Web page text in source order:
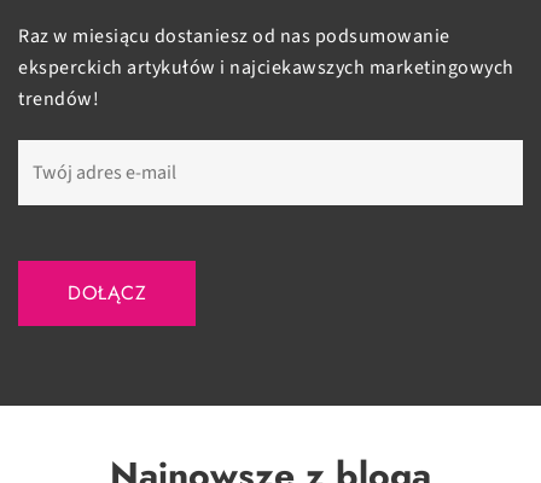
Raz w miesiącu dostaniesz od nas podsumowanie
eksperckich artykułów i najciekawszych marketingowych
trendów!